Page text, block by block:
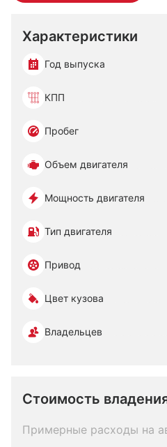
Характеристики
Год выпуска
КПП
Пробег
Объем двигателя
Мощность двигателя
Тип двигателя
Привод
Цвет кузова
Владельцев
Стоимость
Примерные расходы на